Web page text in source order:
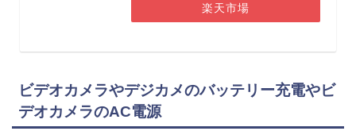
楽天市場
ビデオカメラやデジカメのバッテリー充電やビ
デオカメラのAC電源